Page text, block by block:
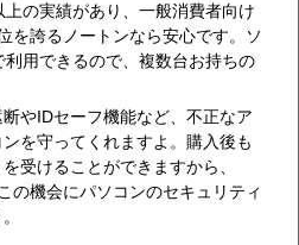
の実績があり、一般消費者向け
を誇るノートンなら安心です。ソ
用できるので、複数台お持ちの
やIDセーフ機能など、不正なア
を守ってくれますよ。購入後も
受けることができますから、
の機会にパソコンのセキュリティ